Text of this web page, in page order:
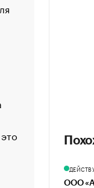
Стресс
Что
пользователей
ООО